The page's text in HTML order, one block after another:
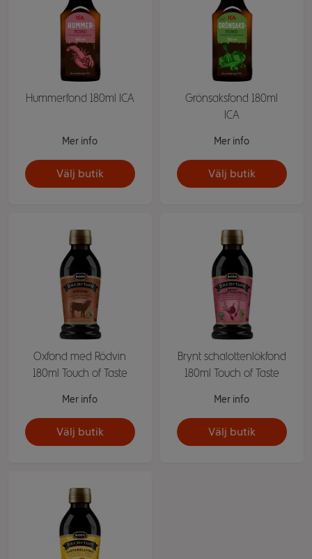
Hummerfond 180ml ICA
Mer info
Välj butik
Grönsaksfond 180ml
ICA
Mer info
Välj butik
Oxfond med Rödvin
180ml Touch of Taste
Mer info
Välj butik
Brynt schalottenlökfond
180ml Touch of Taste
Mer info
Välj butik